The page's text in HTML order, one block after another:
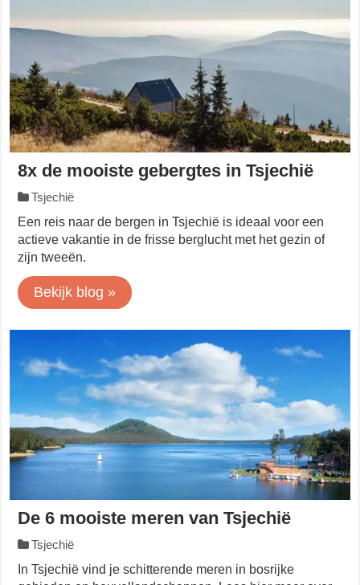
8x de mooiste gebergtes in Tsjechië
Tsjechië
Een reis naar de bergen in Tsjechië is ideaal voor een
actieve vakantie in de frisse berglucht met het gezin of
zijn tweeën.
Bekijk blog »
De 6 mooiste meren van Tsjechië
Tsjechië
In Tsjechië vind je schitterende meren in bosrijke